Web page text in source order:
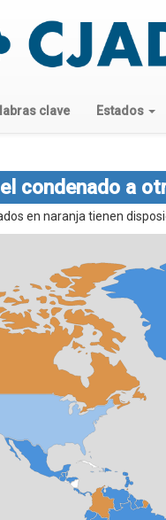
clave Estados
condenado a
en naranja tienen